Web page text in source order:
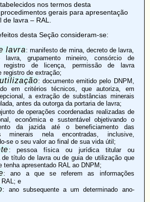
nos termos desta
gerais para apresentação
lavra – RAL.
desta Seção consideram-se:
lavra: manifesto de mina, decreto de lavra,
lavra, grupamento mineiro, consórcio de
registro de licença, permissão de lavra
registro de extração;
: documento emitido pelo DNPM,
em critérios técnicos, que autoriza, em
a extração de substâncias minerais
antes da outorga da portaria de lavra;
de operações coordenadas realizadas de
econômica e sustentável objetivando o
da jazida até o beneficiamento das
minerais nela encontradas, inclusive,
se o seu valor ao final de sua vida útil;
: pessoa física ou jurídica titular ou
de título de lavra ou de guia de utilização que
tenha apresentado RAL ao DNPM;
: ano a que se referem as informações
e
: ano subsequente a um determinado ano-